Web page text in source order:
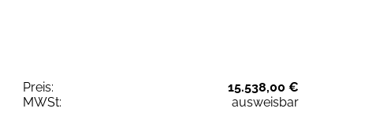
Preis:
15.538,00 €
MWSt:
ausweisbar